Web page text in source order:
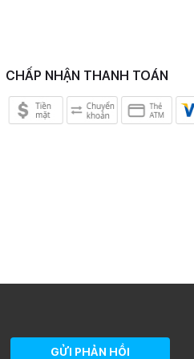
CHẤP NHẬN THANH TOÁN
GỬI PHẢN HỒI